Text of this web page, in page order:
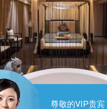
尊敬的VIP贵宾